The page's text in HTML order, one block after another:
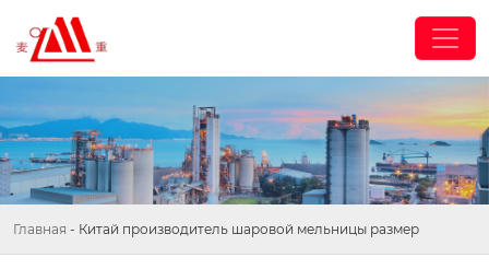
Главная - Китай производитель шаровой мельницы размер